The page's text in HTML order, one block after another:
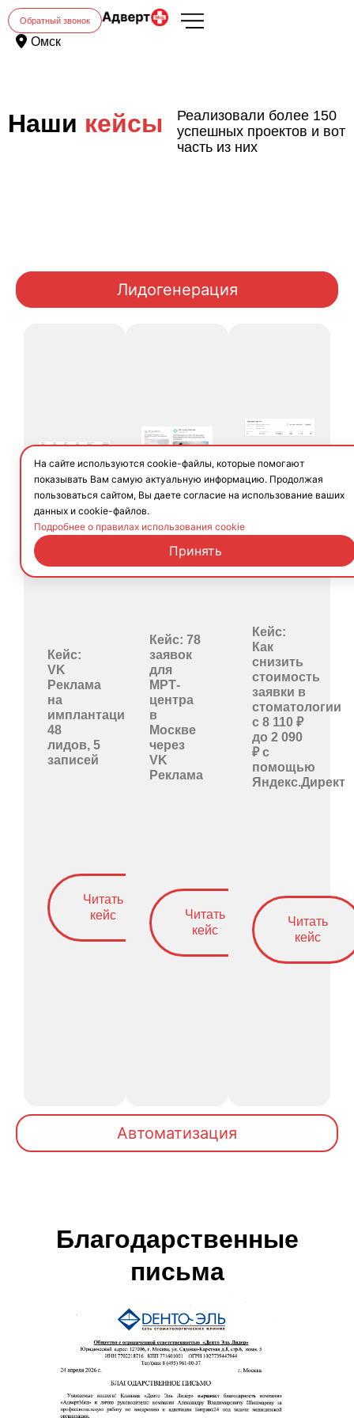
Обратный звонок
Омск
Наши кейсы
Реализовали более 150
успешных проектов и вот
часть из них
Лидогенерация
Автоматизация
Кейс:
VK
Реклама
на
имплантацию:
48
лидов, 5
записей
Читать
кейс
Кейс: 78
заявок
для
МРТ-
центра
в
Москве
через
VK
Реклама
Читать
кейс
Кейс:
Как
снизить
стоимость
заявки в
стоматологии
с 8 110 ₽
до 2 090
₽ с
помощью
Яндекс.Директ
Читать
кейс
Благодарственные
письма
На сайте используются cookie-файлы, которые помогают
показывать Вам самую актуальную информацию. Продолжая
пользоваться сайтом, Вы даете согласие на использование ваших
данных и cookie-файлов.
Подробнее о правилах использования cookie
Принять